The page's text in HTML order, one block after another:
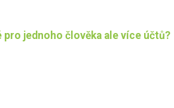
jednoho člověka ale více účtů?